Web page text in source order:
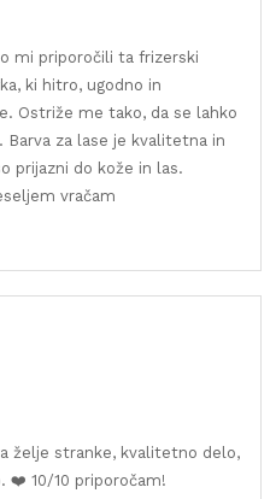
mi priporočili ta frizerski
ki hitro, ugodno in
Ostriže me tako, da se lahko
za lase je kvalitetna in
prijazni do kože in las.
vračam
želje stranke, kvalitetno delo,
❤️ 10/10 priporočam!